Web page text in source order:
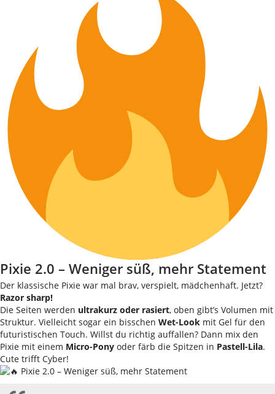
Pixie 2.0 – Weniger süß, mehr Statement
Der klassische Pixie war mal brav, verspielt, mädchenhaft. Jetzt?
Razor sharp!
Die Seiten werden ultrakurz oder rasiert, oben gibt’s Volumen mit
Struktur. Vielleicht sogar ein bisschen Wet-Look mit Gel für den
futuristischen Touch. Willst du richtig auffallen? Dann mix den
Pixie mit einem Micro-Pony oder färb die Spitzen in Pastell-Lila.
Cute trifft Cyber!